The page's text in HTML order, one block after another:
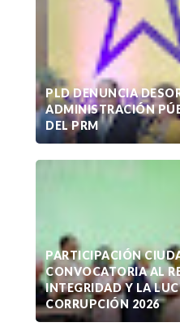
PLD DENUNCIA
ADMINISTRACIÓN
DEL PRM
PARTICIPACIÓN
CONVOCATORIA AL
INTEGRIDAD Y LA
CORRUPCIÓN 2026